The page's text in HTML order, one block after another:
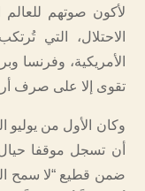
الاحتلال، التي
الأمريكية، وفرنسا
تقوى إلا على صرف
وكان الأول من يوليو
أن تسجل موقفا
ضمن قطيع “لا سمح